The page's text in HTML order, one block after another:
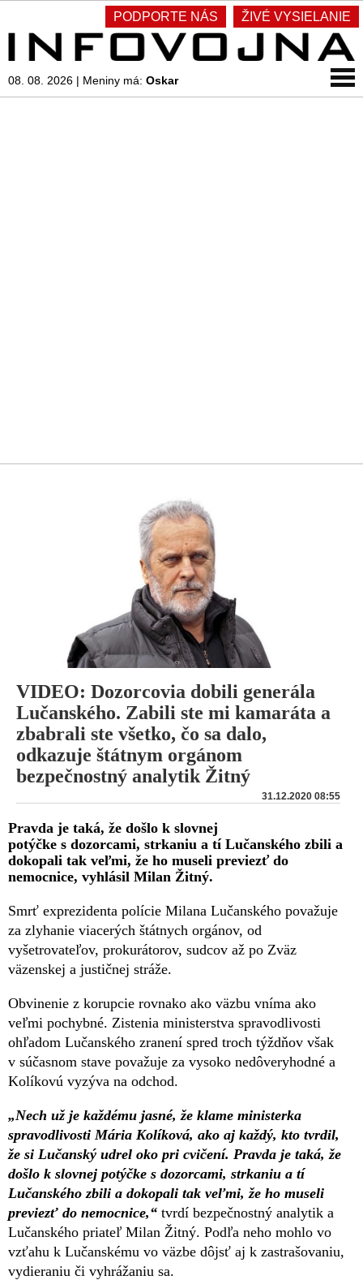
PODPORTE NÁS ŽIVÉ VYSIELANIE
08. 08. 2026 | Meniny má: Oskar
VIDEO: Dozorcovia dobili generála
Lučanského. Zabili ste mi kamaráta a
zbabrali ste všetko, čo sa dalo,
odkazuje štátnym orgánom
bezpečnostný analytik Žitný
31.12.2020 08:55
Pravda je taká, že došlo k slovnej
potýčke s dozorcami, strkaniu a tí Lučanského zbili a
dokopali tak veľmi, že ho museli previezť do
nemocnice, vyhlásil Milan Žitný.
Smrť exprezidenta polície Milana Lučanského považuje
za zlyhanie viacerých štátnych orgánov, od
vyšetrovateľov, prokurátorov, sudcov až po Zväz
väzenskej a justičnej stráže.
Obvinenie z korupcie rovnako ako väzbu vníma ako
veľmi pochybné. Zistenia ministerstva spravodlivosti
ohľadom Lučanského zranení spred troch týždňov však
v súčasnom stave považuje za vysoko nedôveryhodné a
Kolíkovú vyzýva na odchod.
„Nech už je každému jasné, že klame ministerka
spravodlivosti Mária Kolíková, ako aj každý, kto tvrdil,
že si Lučanský udrel oko pri cvičení. Pravda je taká, že
došlo k slovnej potýčke s dozorcami, strkaniu a tí
Lučanského zbili a dokopali tak veľmi, že ho museli
previezť do nemocnice,“ tvrdí bezpečnostný analytik a
Lučanského priateľ Milan Žitný. Podľa neho mohlo vo
vzťahu k Lučanskému vo väzbe dôjsť aj k zastrašovaniu,
vydieraniu či vyhrážaniu sa.